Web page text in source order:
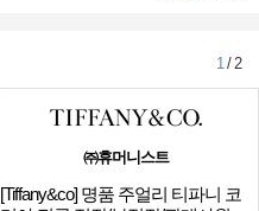
1/ 2
㈜휴머니스트
[Tiffany&co] 명품 주얼리 티파니 코